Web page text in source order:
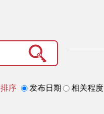
排序 发布日期 相关程度